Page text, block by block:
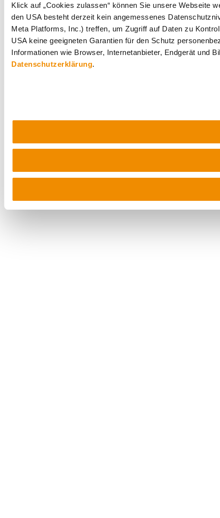
Klick auf „Cookies zulassen“ können Sie unsere Webseite
den USA besteht derzeit kein angemessenes
Meta Platforms, Inc.) treffen, um Zugriff auf Daten zu
USA keine geeigneten Garantien für den Schutz
Informationen wie Browser, Internetanbieter, Endgerät und
Datenschutzerklärung.